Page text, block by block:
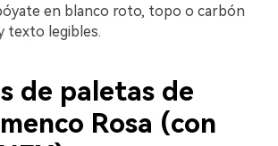
en blanco roto, topo o carbón
texto legibles.
de paletas de
Rosa (con